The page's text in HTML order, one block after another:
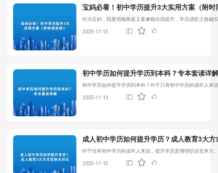
宝妈必看！初中学历提升3大实用方案（附时
作为宝妈，既要照顾家庭又要兼顾自我提升，学历进阶之路确
2025-11-13
初中学历如何提升学历到本科？专本套读详解
初中学历如何提升学历到本科？对于只有初中学历的成年人来
2025-11-13
成人初中学历如何提升学历？成人教育3大方
对于仅有初中学历的成年人来说，提升学历是增强职业竞争力
2025-11-13